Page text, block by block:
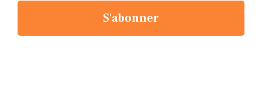
S'abonner